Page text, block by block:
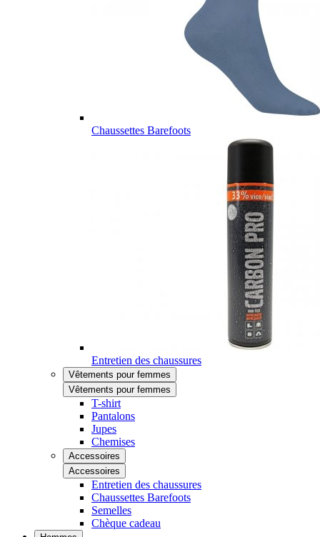
Chaussettes Barefoots
Entretien des chaussures
Vêtements pour femmes
Vêtements pour femmes
T-shirt
Pantalons
Jupes
Chemises
Accessoires
Accessoires
Entretien des chaussures
Chaussettes Barefoots
Semelles
Chèque cadeau